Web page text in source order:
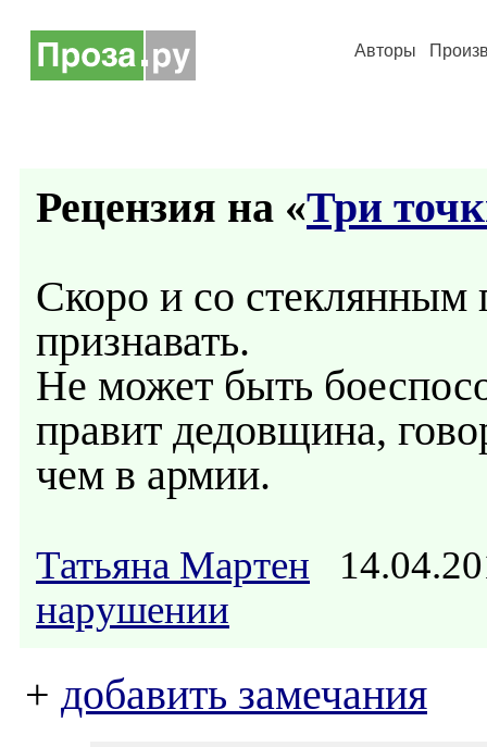
Авторы
Рецензия на «Три
Скоро и со стеклянным
признавать.
Не может быть
правит дедовщина,
чем в армии.
Татьяна Мартен
нарушении
+ добавить замечания